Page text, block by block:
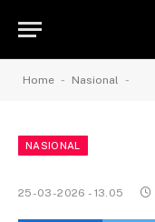
Home - Nasional -
NASIONAL
25-03-2026 - 13.05